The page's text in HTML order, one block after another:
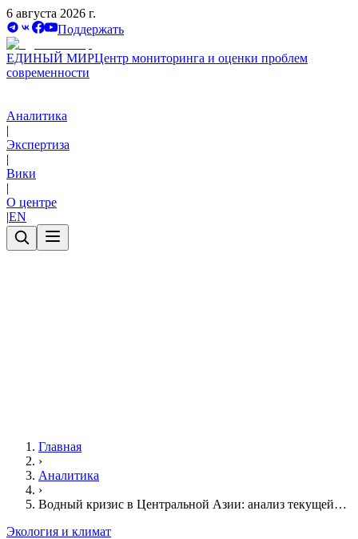
6 августа 2026 г.
Поддержать
ЕДИНЫЙ МИРЦентр мониторинга и оценки проблем
современности
Аналитика
|
Экспертиза
|
Вики
|
О центре
|EN
Главная
›
Аналитика
›
Водный кризис в Центральной Азии: анализ текущей…
Экология и климат